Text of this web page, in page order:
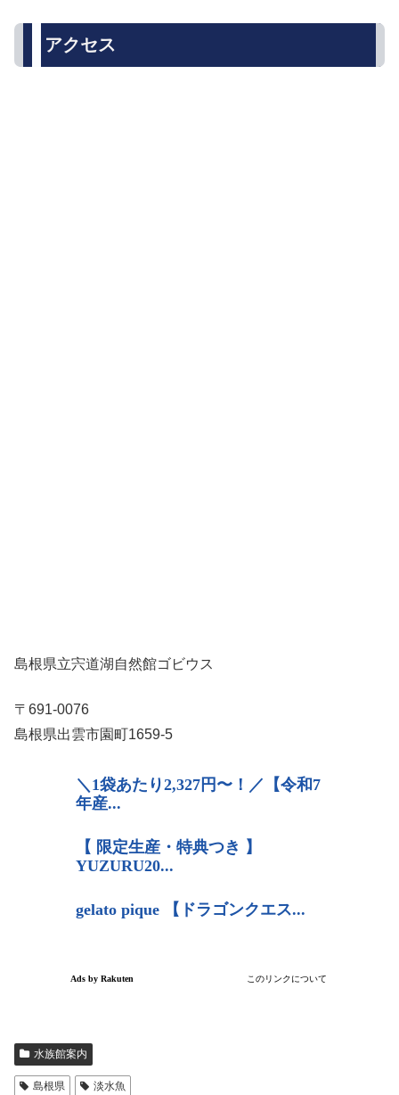
アクセス
島根県立宍道湖自然館ゴビウス
〒691-0076
島根県出雲市園町1659-5
水族館案内
島根県 淡水魚